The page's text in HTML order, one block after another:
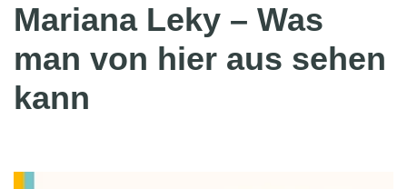
Mariana Leky – Was
man von hier aus sehen
kann